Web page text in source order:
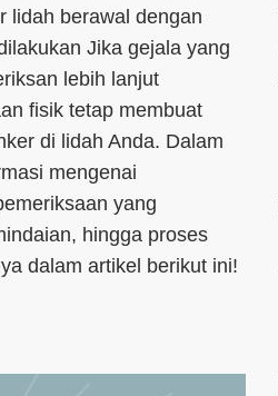
lidah berawal dengan
Jika gejala yang
lebih lanjut
fisik tetap membuat
di lidah Anda. Dalam
mengenai
yang
hingga proses
dalam artikel berikut ini!